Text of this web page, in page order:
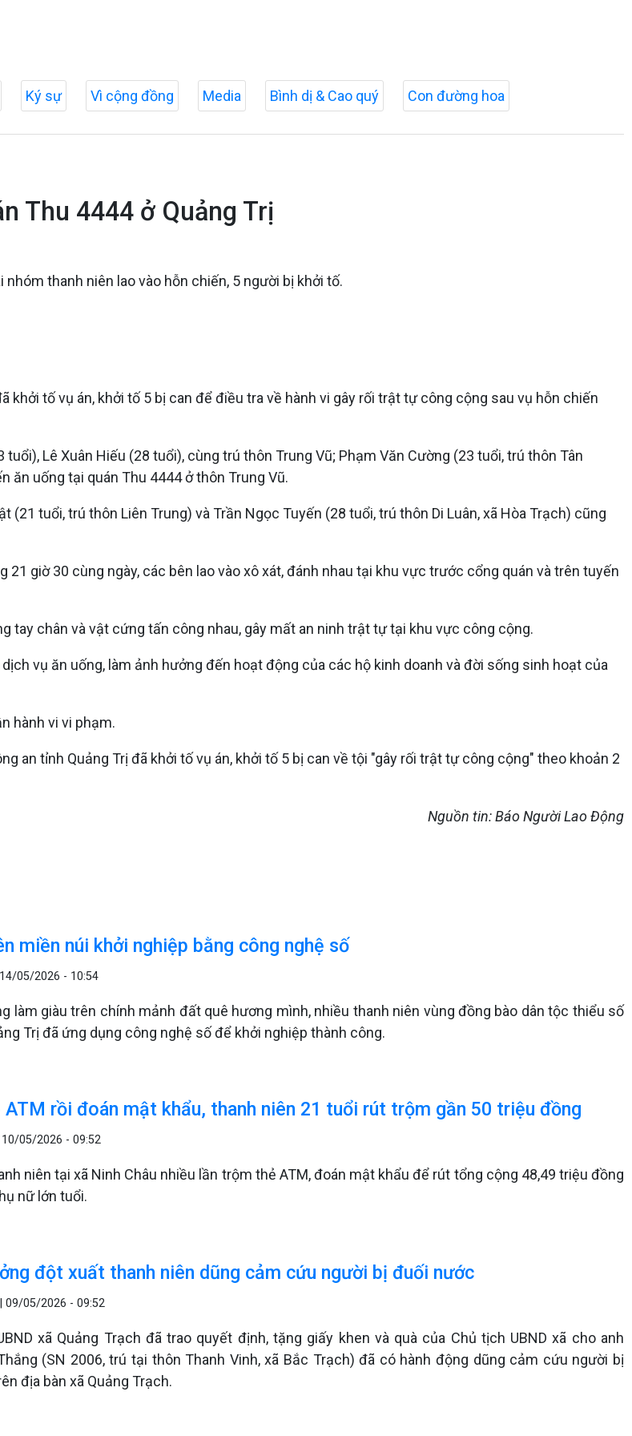
Ký sự Vì cộng đồng Media Bình dị & Cao quý Con đường hoa
Thu 4444 ở Quảng Trị
thanh niên lao vào hỗn chiến, 5 người bị khởi tố.
khởi tố vụ án, khởi tố 5 bị can để điều tra về hành vi gây rối trật tự công cộng sau vụ hỗn chiến
Lê Xuân Hiếu (28 tuổi), cùng trú thôn Trung Vũ; Phạm Văn Cường (23 tuổi, trú thôn Tân
ăn uống tại quán Thu 4444 ở thôn Trung Vũ.
(21 tuổi, trú thôn Liên Trung) và Trần Ngọc Tuyến (28 tuổi, trú thôn Di Luân, xã Hòa Trạch) cũng
giờ 30 cùng ngày, các bên lao vào xô xát, đánh nhau tại khu vực trước cổng quán và trên tuyến
tay chân và vật cứng tấn công nhau, gây mất an ninh trật tự tại khu vực công cộng.
vụ ăn uống, làm ảnh hưởng đến hoạt động của các hộ kinh doanh và đời sống sinh hoạt của
hành vi vi phạm.
an tỉnh Quảng Trị đã khởi tố vụ án, khởi tố 5 bị can về tội "gây rối trật tự công cộng" theo khoản 2
Nguồn tin: Báo Người Lao Động
miền núi khởi nghiệp bằng công nghệ số
14/05/2026 - 10:54
làm giàu trên chính mảnh đất quê hương mình, nhiều thanh niên vùng đồng bào dân tộc thiểu số
Trị đã ứng dụng công nghệ số để khởi nghiệp thành công.
ATM rồi đoán mật khẩu, thanh niên 21 tuổi rút trộm gần 50 triệu đồng
10/05/2026 - 09:52
niên tại xã Ninh Châu nhiều lần trộm thẻ ATM, đoán mật khẩu để rút tổng cộng 48,49 triệu đồng
nữ lớn tuổi.
đột xuất thanh niên dũng cảm cứu người bị đuối nước
|09/05/2026 - 09:52
xã Quảng Trạch đã trao quyết định, tặng giấy khen và quà của Chủ tịch UBND xã cho anh
(SN 2006, trú tại thôn Thanh Vinh, xã Bắc Trạch) đã có hành động dũng cảm cứu người bị
địa bàn xã Quảng Trạch.